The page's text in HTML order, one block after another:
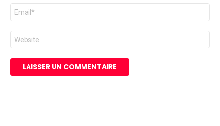
E-
mail
*
Site
web